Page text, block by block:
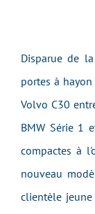
Disparue de
portes à
Volvo C30
BMW Série 1
compactes à
nouveau
clientèle jeune